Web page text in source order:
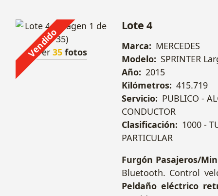
Vendido
Ver35 fotos
Lote 4
Marca: MERCEDES
Modelo: SPRINTER
Año: 2015
Kilómetros: 415.719
Servicio: PUBLICO -
CONDUCTOR
Clasificación: 1000 -
PARTICULAR
Furgón Pasajeros/
Bluetooth. Control
Peldaño eléctrico